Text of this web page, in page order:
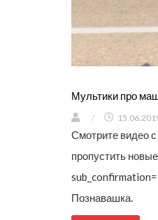
Мультики про
/
Смотрите видео
пропустить
sub_confirmation=1
Познавашка.